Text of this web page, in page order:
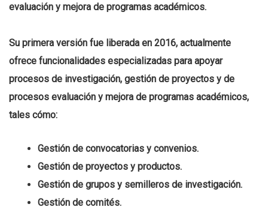
evaluación y mejora de programas académicos.
Su primera versión fue liberada en 2016, actualmente
ofrece funcionalidades especializadas para apoyar
procesos de investigación, gestión de proyectos y de
procesos evaluación y mejora de programas académicos,
tales cómo:
Gestión de convocatorias y convenios.
Gestión de proyectos y productos.
Gestión de grupos y semilleros de investigación.
Gestión de comités.